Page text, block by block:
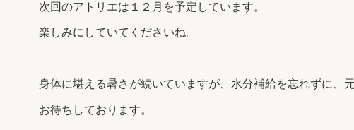
次回のアトリエは１２月を予定しています。
楽しみにしていてくださいね。
身体に堪える暑さが続いていますが、水分補給を忘れずに、
お待ちしております。